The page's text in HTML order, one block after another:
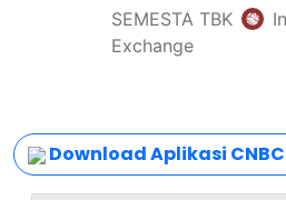
Download Aplikasi